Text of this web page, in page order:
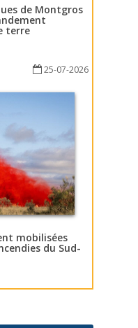
de Montgros
terre
25-07-2026
mobilisées
du Sud-